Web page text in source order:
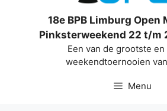
18e BPB Limburg Open
Pinksterweekend 22 t/m
Een van de grootste
weekendtoernooien
Menu